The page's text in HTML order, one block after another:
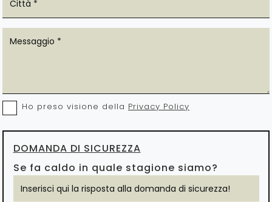
Ho preso visione della Privacy Policy
DOMANDA DI SICUREZZA
Se fa caldo in quale stagione siamo?